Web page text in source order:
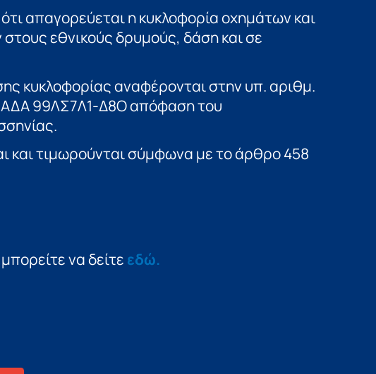
απαγορεύεται η κυκλοφορία οχημάτων και
εθνικούς δρυμούς, δάση και σε
κυκλοφορίας αναφέρονται στην υπ. αριθμ.
99ΛΣ7Λ1-Δ8Ο απόφαση του
και τιμωρούνται σύμφωνα με το άρθρο 458
να δείτε εδώ.